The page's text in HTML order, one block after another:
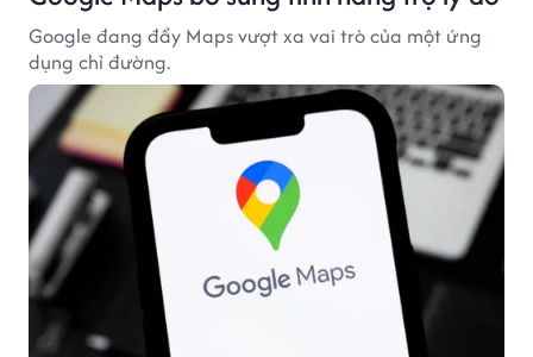
Google đang đẩy Maps vượt xa vai trò của một ứng
dụng chỉ đường.